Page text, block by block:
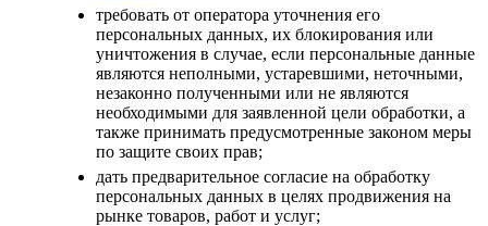
требовать от оператора уточнения его
персональных данных, их блокирования или
уничтожения в случае, если персональные данные
являются неполными, устаревшими, неточными,
незаконно полученными или не являются
необходимыми для заявленной цели обработки, а
также принимать предусмотренные законом меры
по защите своих прав;
дать предварительное согласие на обработку
персональных данных в целях продвижения на
рынке товаров, работ и услуг;